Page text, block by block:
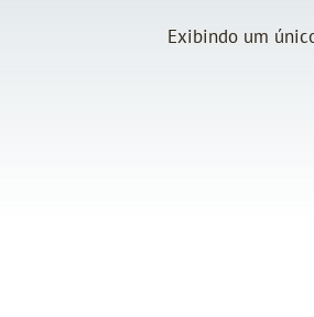
Exibindo um